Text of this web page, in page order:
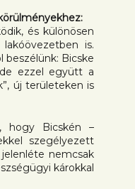
és különösen
is.
beszélünk: Bicske
ezzel együtt a
új területeken is
hogy Bicskén –
szegélyezett
nemcsak
károkkal